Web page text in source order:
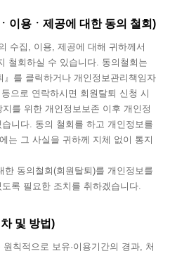
이용ㆍ제공에 대한 동의 철회)
수집, 이용, 제공에 대해 귀하께서
철회하실 수 있습니다. 동의철회는
를 클릭하거나 개인정보관리책임자
으로 연락하시면 회원탈퇴 신청 시
를 위한 개인정보보존 이후 개인정
니다. 동의 철회를 하고 개인정보를
는 그 사실을 귀하께 지체 없이 통지
동의철회(회원탈퇴)를 개인정보를
록 필요한 조치를 취하겠습니다.
및 방법)
칙적으로 보유·이용기간의 경과, 처